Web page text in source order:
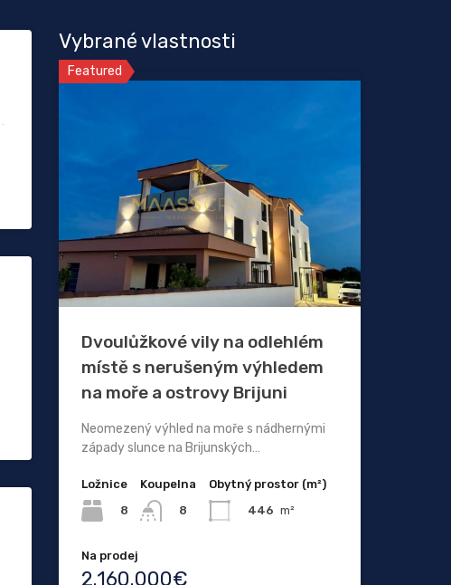
Vybrané vlastnosti
Featured
Dvoulůžkové vily na odlehlém
místě s nerušeným výhledem
na moře a ostrovy Brijuni
Neomezený výhled na moře s nádhernými
západy slunce na Brijunských…
Ložnice
8
Koupelna
8
Obytný prostor (m²)
446 m²
Na prodej
2.160.000€